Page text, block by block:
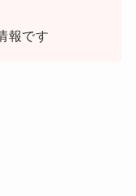
報です